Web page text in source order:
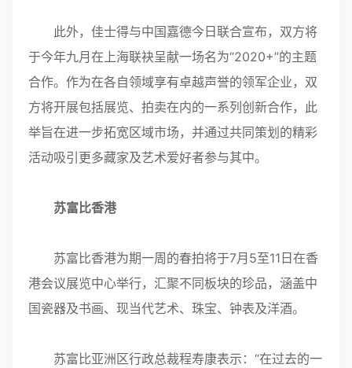
此外，佳士得与中国嘉德今日联合宣布，双方将
于今年九月在上海联袂呈献一场名为“2020+”的主题
合作。作为在各自领域享有卓越声誉的领军企业，双
方将开展包括展览、拍卖在内的一系列创新合作，此
举旨在进一步拓宽区域市场，并通过共同策划的精彩
活动吸引更多藏家及艺术爱好者参与其中。
苏富比香港
苏富比香港为期一周的春拍将于7月5至11日在香
港会议展览中心举行，汇聚不同板块的珍品，涵盖中
国瓷器及书画、现当代艺术、珠宝、钟表及洋酒。
苏富比亚洲区行政总裁程寿康表示：“在过去的一